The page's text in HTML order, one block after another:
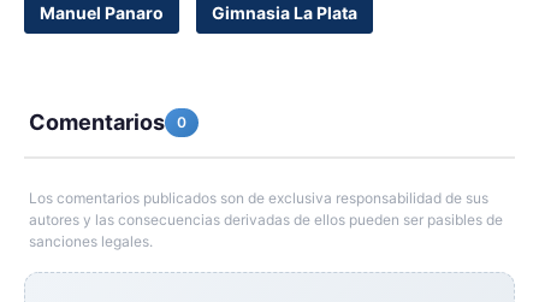
Manuel Panaro Gimnasia La Plata
Comentarios 0
Los comentarios publicados son de exclusiva responsabilidad de sus
autores y las consecuencias derivadas de ellos pueden ser pasibles de
sanciones legales.